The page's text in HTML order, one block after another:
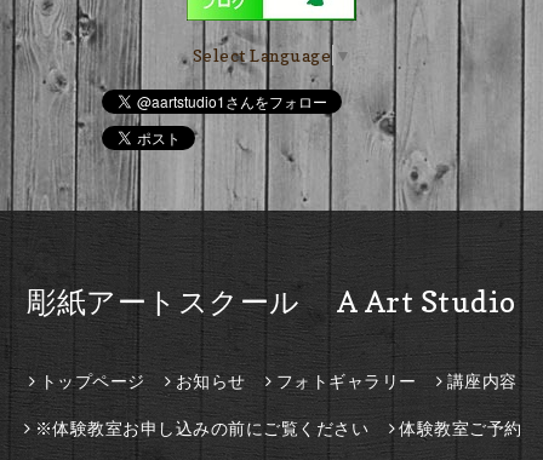
Select Language ▼
彫紙アートスクール A Art Studio
トップページ お知らせ フォトギャラリー 講座内容
※体験教室お申し込みの前にご覧ください 体験教室ご予約